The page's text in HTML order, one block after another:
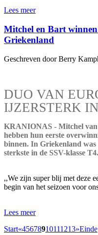
Lees meer
Mitchel en Bart
Griekenland
Geschreven door Berry
DUO VAN
IJZERSTERK
KRANIONAS - Mitchel
hebben hun eerste
binnen. In Griekenland
sterkste in de SSV-klasse T4.
,,We zijn super blij met deze
begin van het seizoen voor
Lees meer
Start«45678910111213»Einde